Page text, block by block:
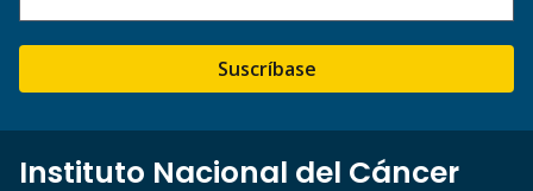
Suscríbase
Instituto Nacional del Cáncer